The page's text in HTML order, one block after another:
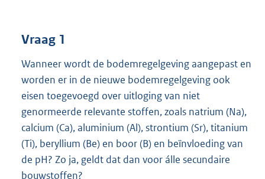
K
b
Vraag 1
Wanneer wordt de bodemregelgeving aangepast en
worden er in de nieuwe bodemregelgeving ook
eisen toegevoegd over uitloging van niet
genormeerde relevante stoffen, zoals natrium (Na),
calcium (Ca), aluminium (Al), strontium (Sr), titanium
(Ti), beryllium (Be) en boor (B) en beïnvloeding van
de pH? Zo ja, geldt dat dan voor álle secundaire
bouwstoffen?